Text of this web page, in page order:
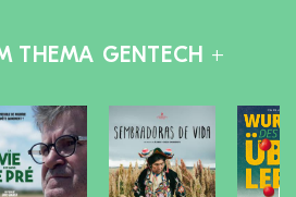
THEMA GENTECH +